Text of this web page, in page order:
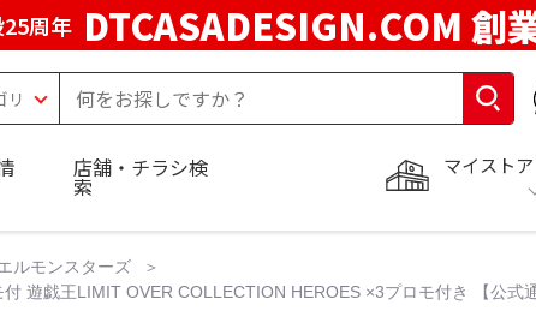
25周年 DTCASADESIGN.COM 創
マイストア
店舗・チラシ検
索
ルモンスターズ
遊戯王LIMIT OVER COLLECTION HEROES ×3プロモ付き 【公式通